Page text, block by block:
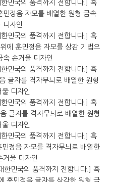
.
할 때, 여행 중 간단히
로 감상할 때 모두
한 느낌으로 손에
자개의 빛이 차분한
: 0.8cm